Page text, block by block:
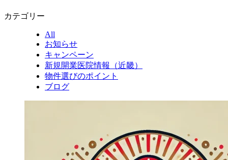
カテゴリー
All
お知らせ
キャンペーン
新規開業医院情報（近畿）
物件選びのポイント
ブログ